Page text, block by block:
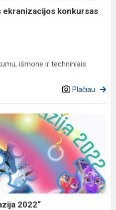
konkursas
išmone ir techniniais
Plačiau
2022“